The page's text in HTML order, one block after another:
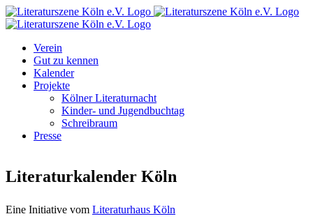
Zum
Inhalt
Facebook
Instagram
E-
Mail
Verein
Gut zu kennen
Kalender
Projekte
Kölner Literaturnacht
Kinder- und Jugendbuchtag
Schreibraum
Presse
Literaturkalender Köln
Eine Initiative vom Literaturhaus Köln